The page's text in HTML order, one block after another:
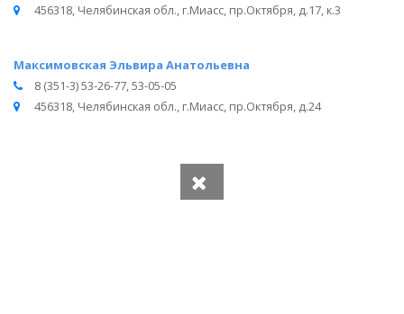
456318, Челябинская обл., г.Миасс, пр.Октября, д.17, к.3
Максимовская Эльвира Анатольевна
8 (351-3) 53-26-77, 53-05-05
456318, Челябинская обл., г.Миасс, пр.Октября, д.24